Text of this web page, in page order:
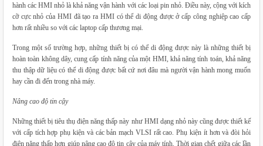
hành các HMI nhỏ là khả năng vận hành với các loại pin nhỏ. Điều này, cộng với kích
cỡ cực nhỏ của HMI đã tạo ra HMI có thể di động được ở cấp công nghiệp cao cấp
hơn rất nhiều so với các laptop cấp thương mại.
Trong một số trường hợp, những thiết bị có thể di động được này là những thiết bị
hoàn toàn không dây, cung cấp tính năng của một HMI, khả năng tính toán, khả năng
thu thập dữ liệu có thể di động được bất cứ nơi đâu mà người vận hành mong muốn
hay cần đi đến trong nhà máy.
Nâng cao độ tin cậy
Những thiết bị tiêu thụ điện năng thấp này như HMI dạng nhỏ này cũng được thiết kế
với cấp tích hợp phụ kiện và các bản mạch VLSI rất cao. Phụ kiện ít hơn và đòi hỏi
điện năng thấp hơn giúp nâng cao độ tin cậy của máy tính. Thời gian chết giữa các lần